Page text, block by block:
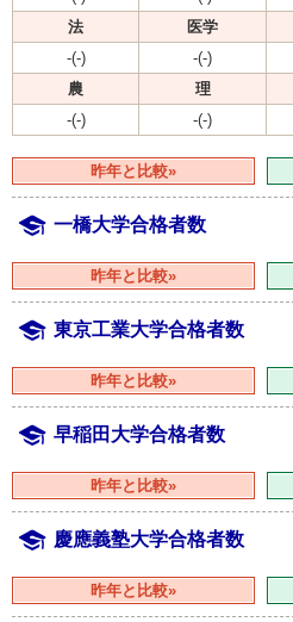
法
医学
-(-)
-(-)
農
理
-(-)
-(-)
昨年と比較»
一橋大学合格者数
昨年と比較»
東京工業大学合格者数
昨年と比較»
早稲田大学合格者数
昨年と比較»
慶應義塾大学合格者数
昨年と比較»